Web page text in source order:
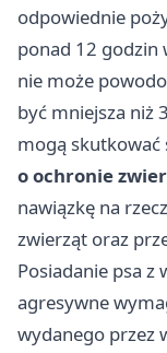
odpowiednie
ponad 12 godzin
nie może
być mniejsza niż
mogą skutkować
o ochronie
nawiązkę na
zwierząt oraz
Posiadanie psa z
agresywne
wydanego przez